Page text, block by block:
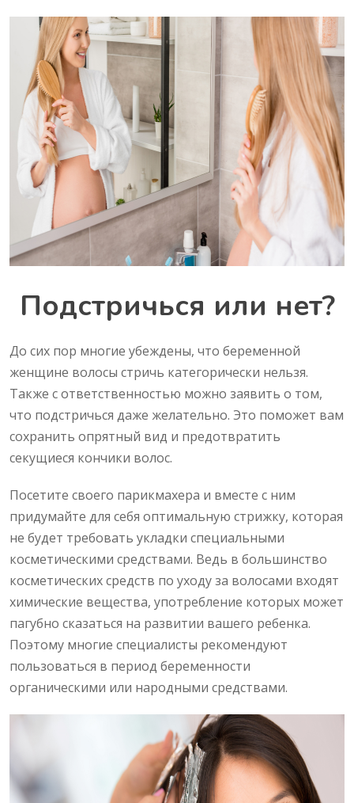
Подстричься или нет?
До сих пор многие убеждены, что беременной
женщине волосы стричь категорически нельзя.
Также с ответственностью можно заявить о том,
что подстричься даже желательно. Это поможет вам
сохранить опрятный вид и предотвратить
секущиеся кончики волос.
Посетите своего парикмахера и вместе с ним
придумайте для себя оптимальную стрижку, которая
не будет требовать укладки специальными
косметическими средствами. Ведь в большинство
косметических средств по уходу за волосами входят
химические вещества, употребление которых может
пагубно сказаться на развитии вашего ребенка.
Поэтому многие специалисты рекомендуют
пользоваться в период беременности
органическими или народными средствами.